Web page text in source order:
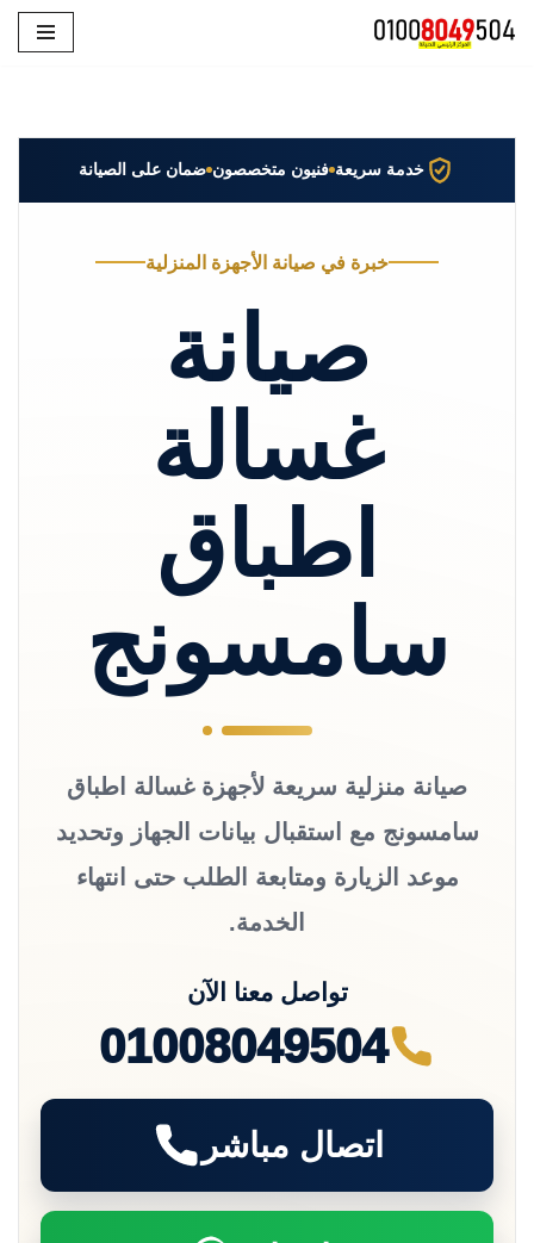
خدمة سريعة فنيون متخصصون ضمان على الصيانة
خبرة في صيانة الأجهزة المنزلية
صيانة
غسالة
اطباق
سامسونج
صيانة منزلية سريعة لأجهزة غسالة اطباق
سامسونج مع استقبال بيانات الجهاز وتحديد
موعد الزيارة ومتابعة الطلب حتى انتهاء
الخدمة.
تواصل معنا الآن
01008049504
اتصال مباشر